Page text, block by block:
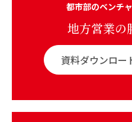
都市部のベンチ
地方営業の
資料ダウンロー